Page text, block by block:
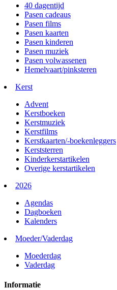
40 dagentijd
Pasen cadeaus
Pasen films
Pasen kaarten
Pasen kinderen
Pasen muziek
Pasen volwassenen
Hemelvaart/pinksteren
Kerst
Advent
Kerstboeken
Kerstmuziek
Kerstfilms
Kerstkaarten/-boekenleggers
Kerststerren
Kinderkerstartikelen
Overige kerstartikelen
2026
Agendas
Dagboeken
Kalenders
Moeder/Vaderdag
Moederdag
Vaderdag
Informatie